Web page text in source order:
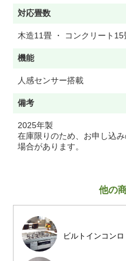
対応畳数
木造11畳 ・ コンクリート15
機能
人感センサー搭載
備考
2025年製
在庫限りのため、お申し込
場合があります。
他の
ビルトインコンロ